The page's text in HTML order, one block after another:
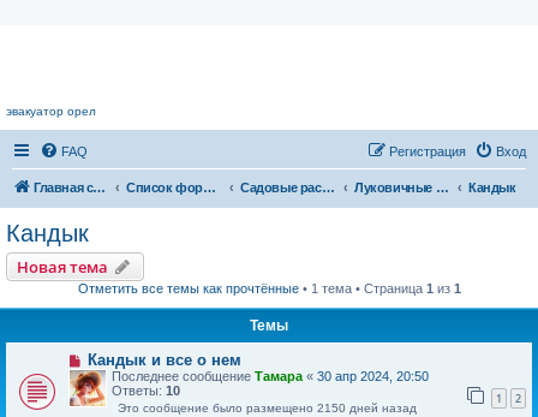
эвакуатор орел
FAQ Вход
Регистрация
Главная страница Список форумов Садовые растения Луковичные растения Кандык
Кандык
Новая тема
Отметить все темы как прочтённые• 1 тема • Страница 1 из 1
Темы
Кандык и все о нем
Последнее сообщение Тамара « 30 апр 2024, 20:50
Ответы: 10 1 2
Это сообщение было размещено 2150 дней назад